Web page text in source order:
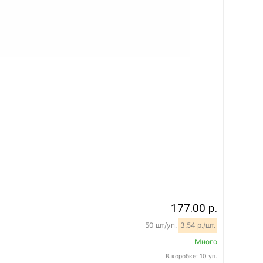
177.00 р.
50 шт/уп. 3.54 р./шт.
Много
В коробке: 10 уп.